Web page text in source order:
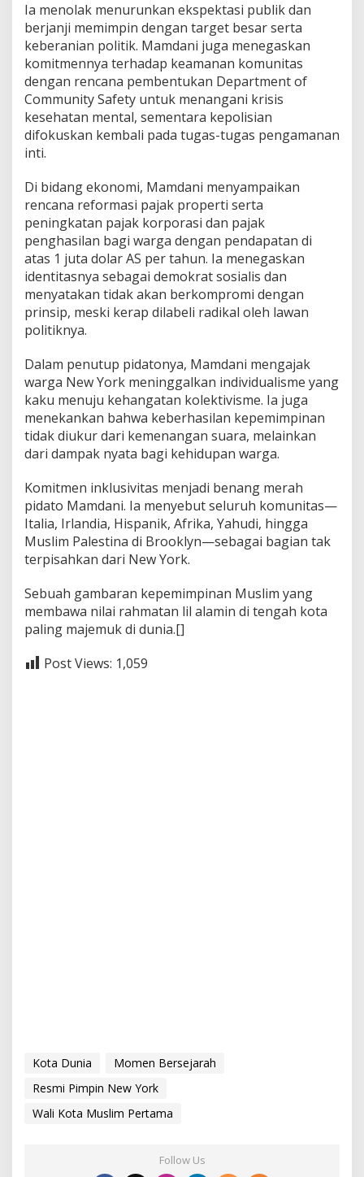
Ia menolak menurunkan ekspektasi publik dan
berjanji memimpin dengan target besar serta
keberanian politik. Mamdani juga menegaskan
komitmennya terhadap keamanan komunitas
dengan rencana pembentukan Department of
Community Safety untuk menangani krisis
kesehatan mental, sementara kepolisian
difokuskan kembali pada tugas-tugas pengamanan
inti.
Di bidang ekonomi, Mamdani menyampaikan
rencana reformasi pajak properti serta
peningkatan pajak korporasi dan pajak
penghasilan bagi warga dengan pendapatan di
atas 1 juta dolar AS per tahun. Ia menegaskan
identitasnya sebagai demokrat sosialis dan
menyatakan tidak akan berkompromi dengan
prinsip, meski kerap dilabeli radikal oleh lawan
politiknya.
Dalam penutup pidatonya, Mamdani mengajak
warga New York meninggalkan individualisme yang
kaku menuju kehangatan kolektivisme. Ia juga
menekankan bahwa keberhasilan kepemimpinan
tidak diukur dari kemenangan suara, melainkan
dari dampak nyata bagi kehidupan warga.
Komitmen inklusivitas menjadi benang merah
pidato Mamdani. Ia menyebut seluruh komunitas—
Italia, Irlandia, Hispanik, Afrika, Yahudi, hingga
Muslim Palestina di Brooklyn—sebagai bagian tak
terpisahkan dari New York.
Sebuah gambaran kepemimpinan Muslim yang
membawa nilai rahmatan lil alamin di tengah kota
paling majemuk di dunia.[]
Post Views: 1,059
Kota Dunia
Momen Bersejarah
Resmi Pimpin New York
Wali Kota Muslim Pertama
Follow Us